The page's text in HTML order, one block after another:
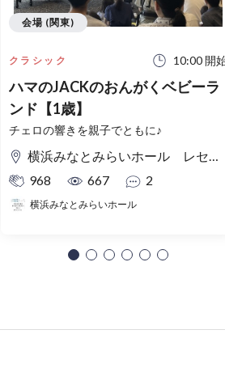
クラシック 10:00 開
ハマのJACKのおんがくベビーラ
ンド【1歳】
チェロの響きを親子でともに♪
横浜みなとみらいホール レセプションルーム
968
667 2
横浜みなとみらいホール
会場 (関東)